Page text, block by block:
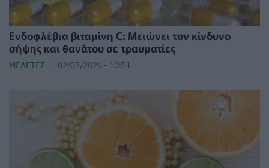
Ενδοφλέβια βιταμίνη C: Μειώνει τον κίνδυνο
σήψης και θανάτου σε τραυματίες
ΜΕΛΈΤΕΣ 02/07/2026 - 10:51